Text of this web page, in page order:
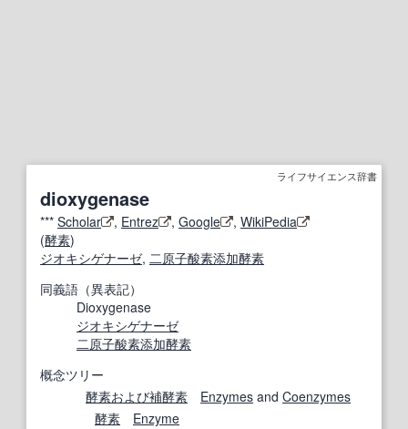
ライフサイエンス辞書
dioxygenase
*** Scholar , Entrez , Google , WikiPedia
(酵素)
ジオキシゲナーゼ, 二原子酸素添加酵素
同義語（異表記）
Dioxygenase
ジオキシゲナーゼ
二原子酸素添加酵素
概念ツリー
酵素および補酵素 Enzymes and Coenzymes
酵素
Enzyme